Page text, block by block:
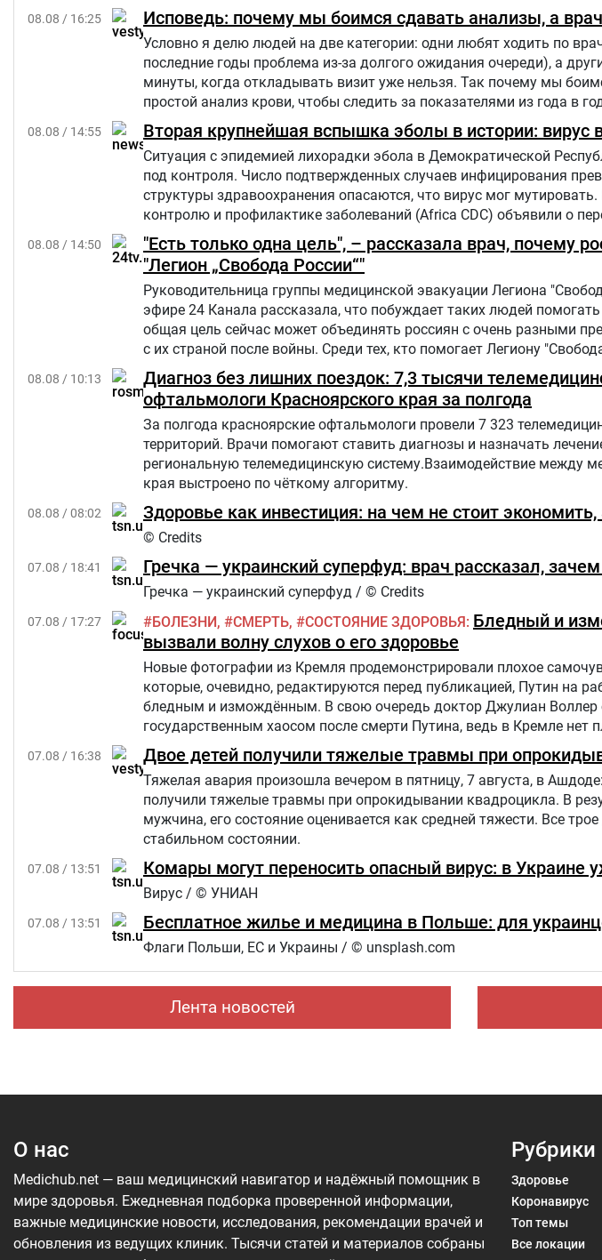
08.08 / 16:25 Исповедь: почему мы боимся сдавать анализы, а
Условно я делю людей на две категории: одни любят ходить по
последние годы проблема из-за долгого ожидания очереди), а
минуты, когда откладывать визит уже нельзя. Так почему мы
простой анализ крови, чтобы следить за показателями из года в
08.08 / 14:55 Вторая крупнейшая вспышка эболы в истории: вирус
Ситуация с эпидемией лихорадки эбола в Демократической
под контроля. Число подтвержденных случаев инфицирования
структуры здравоохранения опасаются, что вирус мог
контролю и профилактике заболеваний (Africa CDC) объявили о
08.08 / 14:50
"Есть только одна цель", – рассказала врач, почему
"Легион „Свобода России“"
Руководительница группы медицинской эвакуации Легиона
эфире 24 Канала рассказала, что побуждает таких людей
общая цель сейчас может объединять россиян с очень разными
с их страной после войны. Среди тех, кто помогает Легиону
России.
08.08 / 10:13
Диагноз без лишних поездок: 7,3 тысячи
офтальмологи Красноярского края за полгода
За полгода красноярские офтальмологи провели 7 323
территорий. Врачи помогают ставить диагнозы и назначать
региональную телемедицинскую систему.Взаимодействие между
края выстроено по чёткому алгоритму.
08.08 / 08:02 Здоровье как инвестиция: на чем не стоит
© Credits
07.08 / 18:41 Гречка — украинский суперфуд: врач рассказал,
Гречка — украинский суперфуд / © Credits
07.08 / 17:27 БОЛЕЗНИ СМЕРТЬ СОСТОЯНИЕ ЗДОРОВЬЯ Бледный и
вызвали волну слухов о его здоровье
Новые фотографии из Кремля продемонстрировали плохое
которые, очевидно, редактируются перед публикацией, Путин на
бледным и измождённым. В свою очередь доктор Джулиан Воллер
государственным хаосом после смерти Путина, ведь в Кремле нет
Star.
07.08 / 16:38 Двое детей получили тяжелые травмы при
Тяжелая авария произошла вечером в пятницу, 7 августа, в
получили тяжелые травмы при опрокидывании квадроцикла. В
мужчина, его состояние оценивается как средней тяжести. Все
стабильном состоянии.
07.08 / 13:51 Комары могут переносить опасный вирус: в Украине
Вирус / © УНИАН
07.08 / 13:51 Бесплатное жилье и медицина в Польше: для
Флаги Польши, ЕС и Украины / © unsplash.com
Лента новостей
О нас
Medichub.net — ваш медицинский навигатор и надёжный помощник в
мире здоровья. Ежедневная подборка проверенной информации,
важные медицинские новости, исследования, рекомендации врачей и
обновления из ведущих клиник. Тысячи статей и материалов собраны
Рубрики
Здоровье
Коронавирус
Топ темы
Все локации